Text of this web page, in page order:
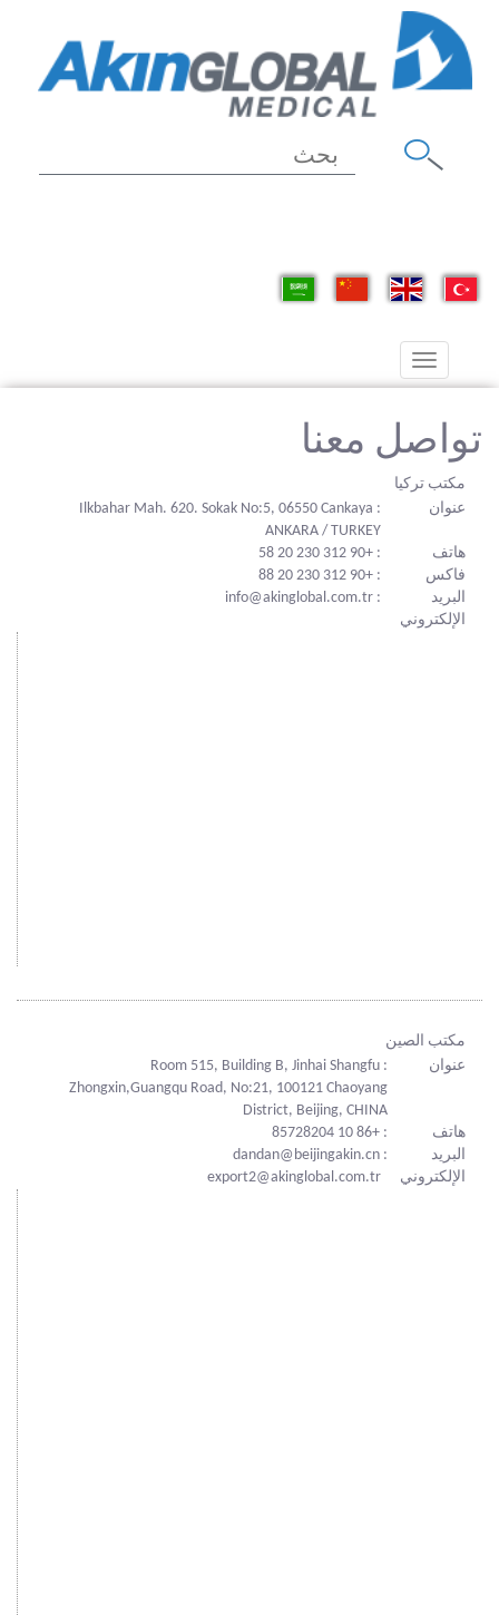
Toggle
navigation
تواصل معنا
مكتب تركيا
عنوان
: Ilkbahar Mah. 620. Sokak No:5, 06550 Cankaya
ANKARA / TURKEY
هاتف
: +90 312 230 20 58
فاكس
: +90 312 230 20 88
البريد
الإلكتروني
: info@akinglobal.com.tr
مكتب الصين
عنوان
: Room 515, Building B, Jinhai Shangfu
Zhongxin,Guangqu Road, No:21, 100121 Chaoyang
District, Beijing, CHINA
هاتف
: +86 10 85728204
البريد
الإلكتروني
: dandan@beijingakin.cn